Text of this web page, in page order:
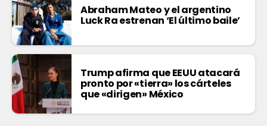
Abraham Mateo y el argentino
Luck Ra estrenan ‘El último baile’
Trump afirma que EEUU atacará
pronto por «tierra» los cárteles
que «dirigen» México